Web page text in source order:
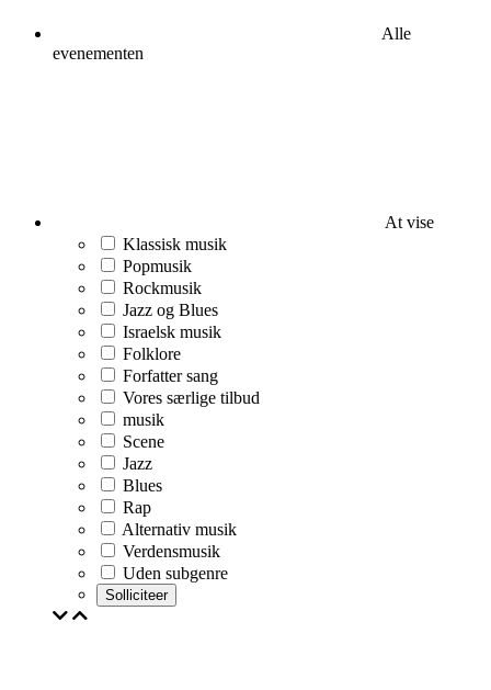
Alle
evenementen
At vise
Klassisk musik
Popmusik
Rockmusik
Jazz og Blues
Israelsk musik
Folklore
Forfatter sang
Vores særlige tilbud
musik
Scene
Jazz
Blues
Rap
Alternativ musik
Verdensmusik
Uden subgenre
Solliciteer